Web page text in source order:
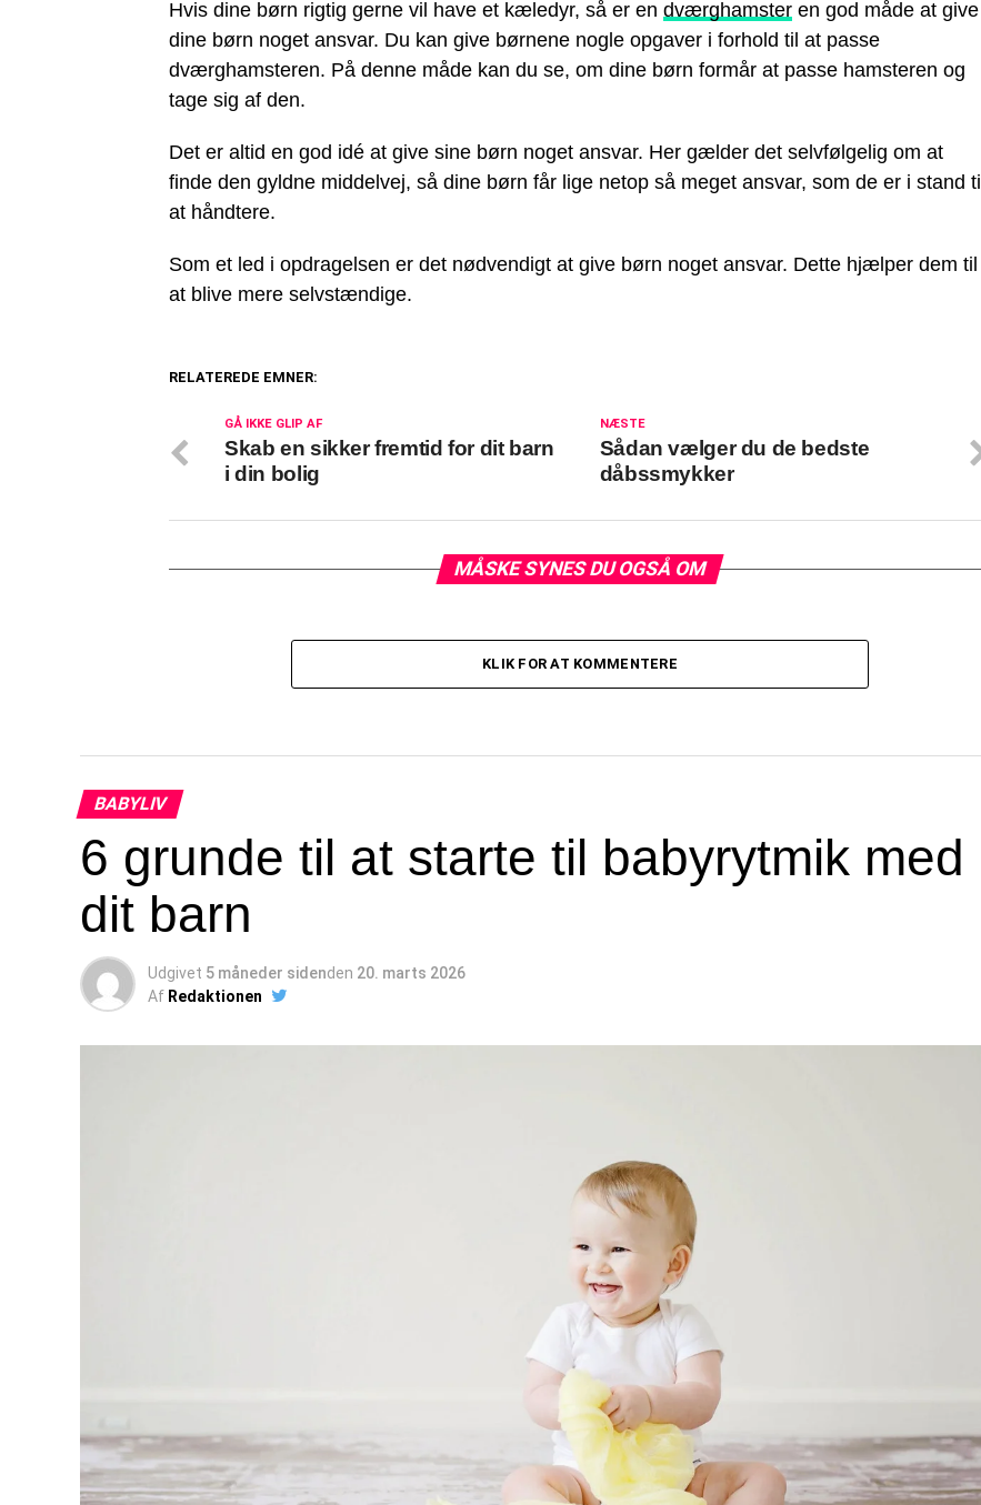
Hvis dine børn rigtig gerne vil have et kæledyr, så er en dværghamster en god måde at give
dine børn noget ansvar. Du kan give børnene nogle opgaver i forhold til at passe
dværghamsteren. På denne måde kan du se, om dine børn formår at passe hamsteren og
tage sig af den.
Det er altid en god idé at give sine børn noget ansvar. Her gælder det selvfølgelig om at
finde den gyldne middelvej, så dine børn får lige netop så meget ansvar, som de er i stand til
at håndtere.
Som et led i opdragelsen er det nødvendigt at give børn noget ansvar. Dette hjælper dem til
at blive mere selvstændige.
RELATEREDE EMNER:
NÆSTE
Sådan vælger du de bedste
dåbssmykker
GÅ IKKE GLIP AF
Skab en sikker fremtid for dit barn
i din bolig
MÅSKE SYNES DU OGSÅ OM
KLIK FOR AT KOMMENTERE
BABYLIV
6 grunde til at starte til babyrytmik med
dit barn
Udgivet 5 måneder sidenden 20. marts 2026
Af Redaktionen